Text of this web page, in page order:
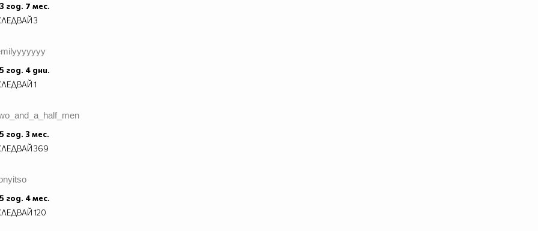
год. 7 мес.
3
год. 4 дни.
1
год. 3 мес.
369
год. 4 мес.
120